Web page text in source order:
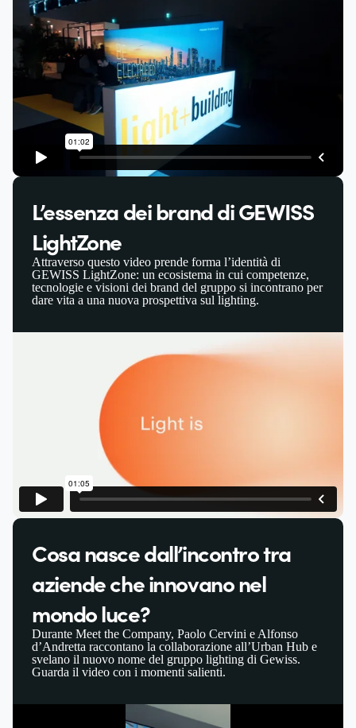
L’essenza dei brand di GEWISS
LightZone
Attraverso questo video prende forma l’identità di
GEWISS LightZone: un ecosistema in cui competenze,
tecnologie e visioni dei brand del gruppo si incontrano per
dare vita a una nuova prospettiva sul lighting.
Cosa nasce dall’incontro tra
aziende che innovano nel
mondo luce?
Durante Meet the Company, Paolo Cervini e Alfonso
d’Andretta raccontano la collaborazione all’Urban Hub e
svelano il nuovo nome del gruppo lighting di Gewiss.
Guarda il video con i momenti salienti.